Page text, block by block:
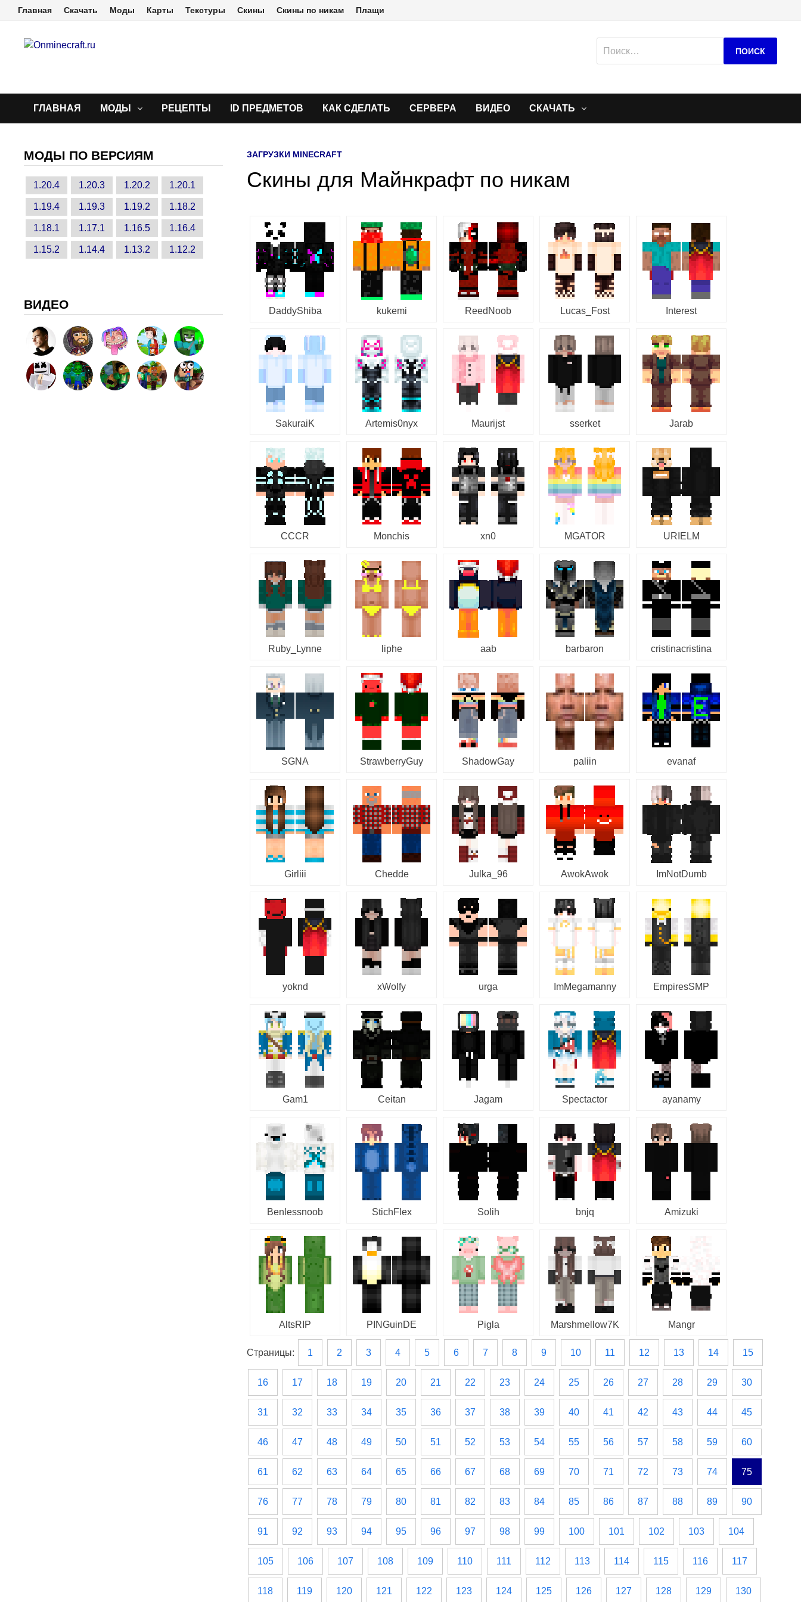
ПерейтиГлавная Скачать Моды Карты Текстуры Скины Скины по никам Плащи
ГЛАВНАЯ МОДЫ РЕЦЕПТЫ ID ПРЕДМЕТОВ КАК СДЕЛАТЬ СЕРВЕРА ВИДЕО СКАЧАТЬ
ЗАГРУЗКИ MINECRAFT
Скины для Майнкрафт по никам
DaddyShiba kukemi ReedNoob Lucas_Fost Interest
SakuraiK Artemis0nyx Maurijst sserket Jarab
CCCR Monchis xn0 MGATOR URIELM
Ruby_Lynne liphe aab barbaron cristinacristina
SGNA StrawberryGuy ShadowGay paliin evanaf
Girliii Chedde Julka_96 AwokAwok ImNotDumb
yoknd xWolfy urga ImMegamanny EmpiresSMP
Gam1 Ceitan Jagam Spectactor ayanamy
Benlessnoob StichFlex Solih bnjq Amizuki
AltsRIP PINGuinDE Pigla Marshmellow7K Mangr
Страницы: 1 2 3 4 5 6 7 8 9 10 11 12 13 14 15
16 17 18 19 20 21 22 23 24 25 26 27 28 29 30
31 32 33 34 35 36 37 38 39 40 41 42 43 44 45
46 47 48 49 50 51 52 53 54 55 56 57 58 59 60
61 62 63 64 65 66 67 68 69 70 71 72 73 74 75
76 77 78 79 80 81 82 83 84 85 86 87 88 89 90
91 92 93 94 95 96 97 98 99 100 101 102 103 104
105 106 107 108 109 110 111 112 113 114 115 116 117
118 119 120 121 122 123 124 125 126 127 128 129 130
МОДЫ ПО ВЕРСИЯМ
1.20.4 1.20.3 1.20.2 1.20.1
1.19.4 1.19.3 1.19.2 1.18.2
1.18.1 1.17.1 1.16.5 1.16.4
1.15.2 1.14.4 1.13.2 1.12.2
ВИДЕО